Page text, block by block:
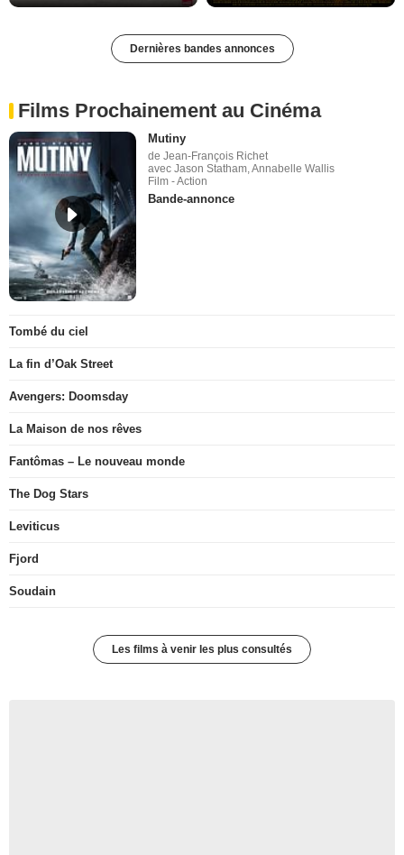
Dernières bandes annonces
Films Prochainement au Cinéma
Mutiny
de Jean-François Richet
avec Jason Statham, Annabelle Wallis
Film - Action
Bande-annonce
Tombé du ciel
La fin d’Oak Street
Avengers: Doomsday
La Maison de nos rêves
Fantômas – Le nouveau monde
The Dog Stars
Leviticus
Fjord
Soudain
Les films à venir les plus consultés